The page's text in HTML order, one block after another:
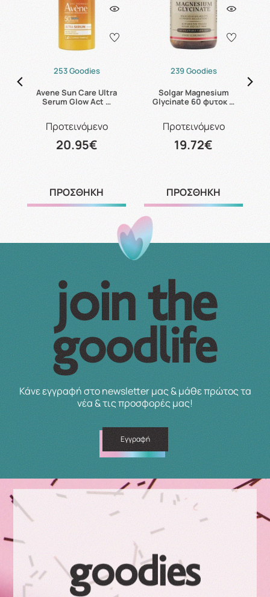
253 Goodies
Avene Sun Care Ultra
Serum Glow Act …
Προτεινόμενο
20.95€
ΠΡΟΣΘΗΚΗ
239 Goodies
Solgar Magnesium
Glycinate 60 φυτοκ …
Προτεινόμενο
19.72€
ΠΡΟΣΘΗΚΗ
Κάνε εγγραφή στο newsletter μας & μάθε πρώτος τα
νέα & τις προσφορές μας!
Εγγραφή